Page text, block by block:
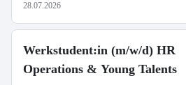
28.07.2026
Werkstudent:in (m/w/d) HR
Operations & Young Talents